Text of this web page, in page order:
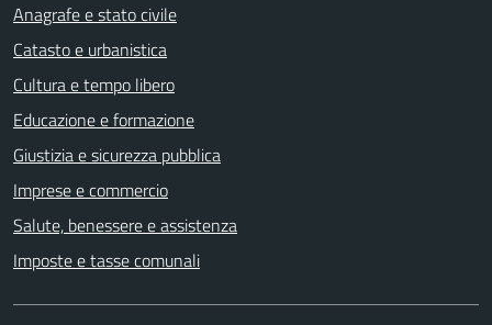
Anagrafe e stato civile
Catasto e urbanistica
Cultura e tempo libero
Educazione e formazione
Giustizia e sicurezza pubblica
Imprese e commercio
Salute, benessere e assistenza
Imposte e tasse comunali